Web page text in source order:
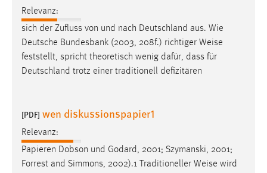
Relevanz:
sich der Zufluss von und nach Deutschland aus. Wie
Deutsche Bundesbank (2003, 208f.) richtiger Weise
feststellt, spricht theoretisch wenig dafür, dass für
Deutschland trotz einer traditionell defizitären
[PDF] wen diskussionspapier1
Relevanz:
Papieren Dobson und Godard, 2001; Szymanski, 2001;
Forrest and Simmons, 2002).1 Traditioneller Weise wird